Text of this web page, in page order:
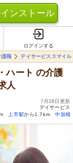
ンストール
ログインする
護職 デイサービススマイル
ハート の介護
人
7月28日更新
デイサービス
上市駅から1.7km 中加積